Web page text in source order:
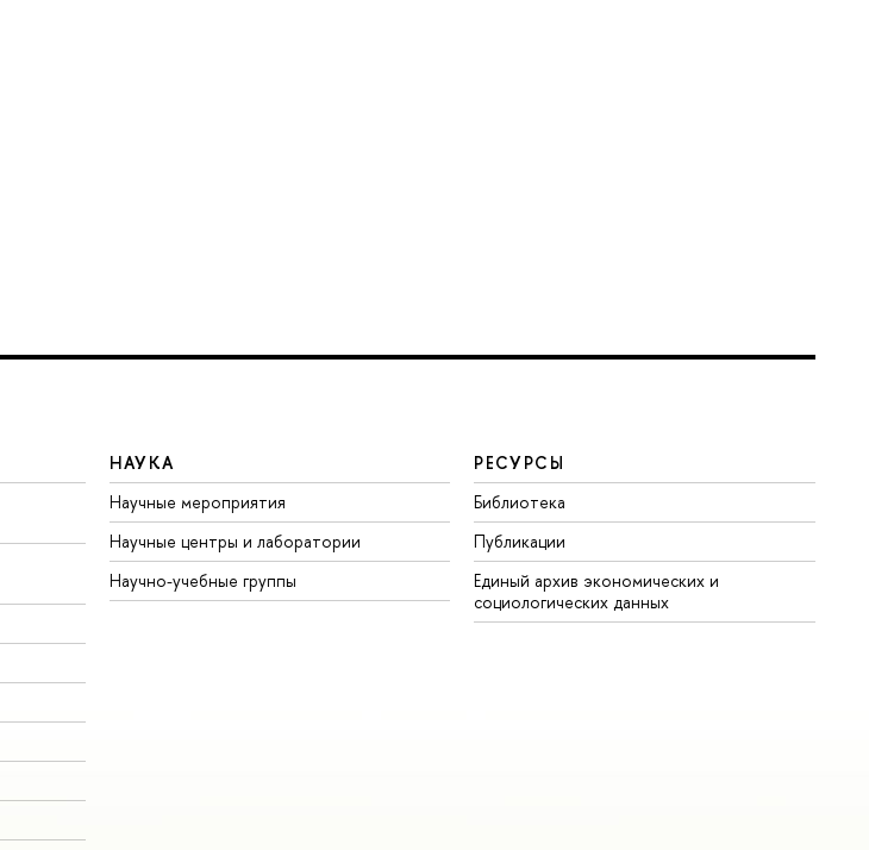
НАУКА
Научные мероприятия
Научные центры и лаборатории
Научно-учебные группы
РЕСУРСЫ
Библиотека
Публикации
Единый архив экономических и
социологических данных